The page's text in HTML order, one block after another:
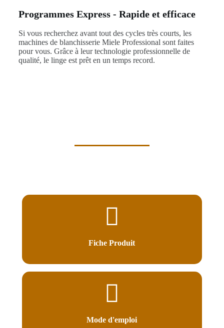
Programmes Express - Rapide et efficace
Si vous recherchez avant tout des cycles très courts, les
machines de blanchisserie Miele Professional sont faites
pour vous. Grâce à leur technologie professionnelle de
qualité, le linge est prêt en un temps record.
Fiche Produit
Mode d'emploi